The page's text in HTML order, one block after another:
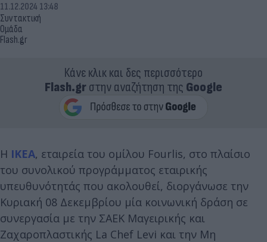
Συντακτική
Ομάδα
Flash.gr
11.12.2024 13:48
Κάνε κλικ και δες περισσότερο
Flash.grστην αναζήτηση της Google
Η IKEA, εταιρεία του ομίλου Fourlis, στο πλαίσιο
του συνολικού προγράμματος εταιρικής
υπευθυνότητάς που ακολουθεί, διοργάνωσε την
Κυριακή 08 Δεκεμβρίου μία κοινωνική δράση σε
συνεργασία με την ΣΑΕΚ Μαγειρικής και
Ζαχαροπλαστικής La Chef Levi και την Μη